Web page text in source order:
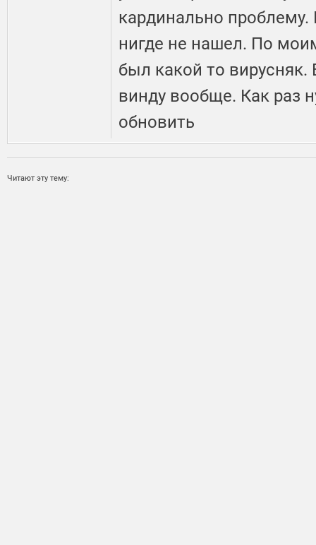
кардинально
нигде не нашел. По
был какой то вирусняк.
винду вообще. Как раз
обновить
Читают эту тему: